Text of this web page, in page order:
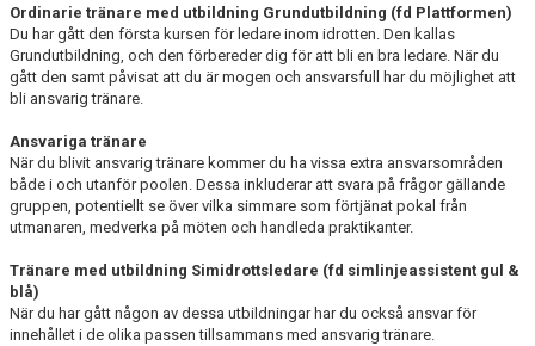
Ordinarie tränare med utbildning Grundutbildning (fd Plattformen)
Du har gått den första kursen för ledare inom idrotten. Den kallas
Grundutbildning, och den förbereder dig för att bli en bra ledare. När du
gått den samt påvisat att du är mogen och ansvarsfull har du möjlighet att
bli ansvarig tränare.
Ansvariga tränare
När du blivit ansvarig tränare kommer du ha vissa extra ansvarsområden
både i och utanför poolen. Dessa inkluderar att svara på frågor gällande
gruppen, potentiellt se över vilka simmare som förtjänat pokal från
utmanaren, medverka på möten och handleda praktikanter.
Tränare med utbildning Simidrottsledare (fd simlinjeassistent gul &
blå)
När du har gått någon av dessa utbildningar har du också ansvar för
innehållet i de olika passen tillsammans med ansvarig tränare.